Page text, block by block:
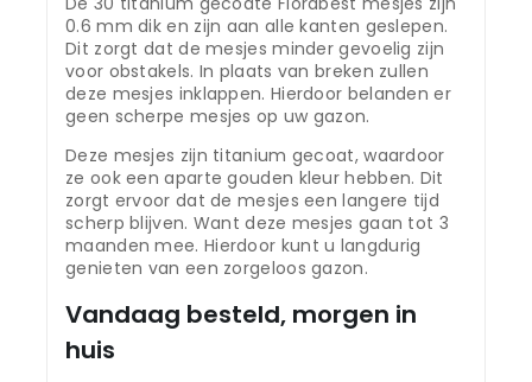
0.6 mm dik en zijn aan alle kanten geslepen.
Dit zorgt dat de mesjes minder gevoelig zijn
voor obstakels. In plaats van breken zullen
deze mesjes inklappen. Hierdoor belanden er
geen scherpe mesjes op uw gazon.
Deze mesjes zijn titanium gecoat, waardoor
ze ook een aparte gouden kleur hebben. Dit
zorgt ervoor dat de mesjes een langere tijd
scherp blijven. Want deze mesjes gaan tot 3
maanden mee. Hierdoor kunt u langdurig
genieten van een zorgeloos gazon.
Vandaag besteld, morgen in
huis